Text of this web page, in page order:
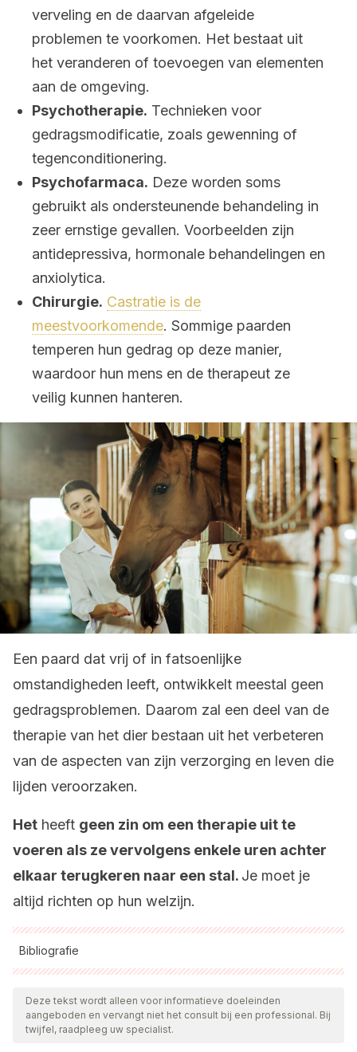
verveling en de daarvan afgeleide
problemen te voorkomen. Het bestaat uit
het veranderen of toevoegen van elementen
aan de omgeving.
Psychotherapie. Technieken voor
gedragsmodificatie, zoals gewenning of
tegenconditionering.
Psychofarmaca. Deze worden soms
gebruikt als ondersteunende behandeling in
zeer ernstige gevallen. Voorbeelden zijn
antidepressiva, hormonale behandelingen en
anxiolytica.
Chirurgie. Castratie is de
meestvoorkomende. Sommige paarden
temperen hun gedrag op deze manier,
waardoor hun mens en de therapeut ze
veilig kunnen hanteren.
Een paard dat vrij of in fatsoenlijke
omstandigheden leeft, ontwikkelt meestal geen
gedragsproblemen. Daarom zal een deel van de
therapie van het dier bestaan uit het verbeteren
van de aspecten van zijn verzorging en leven die
lijden veroorzaken.
Het heeft geen zin om een therapie uit te
voeren als ze vervolgens enkele uren achter
elkaar terugkeren naar een stal. Je moet je
altijd richten op hun welzijn.
Bibliografie
Alle aangehaalde bronnen zijn grondig gecontroleerd door
ons team om hun kwaliteit, betrouwbaarheid, actualiteit en
geldigheid te waarborgen. De bibliografie van dit artikel werd
Deze tekst wordt alleen voor informatieve doeleinden
aangeboden en vervangt niet het consult bij een professional. Bij
twijfel, raadpleeg uw specialist.